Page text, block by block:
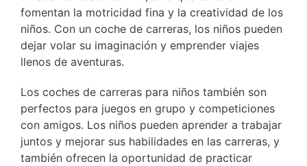
fomentan la motricidad fina y la creatividad de los
niños. Con un coche de carreras, los niños pueden
dejar volar su imaginación y emprender viajes
llenos de aventuras.
Los coches de carreras para niños también son
perfectos para juegos en grupo y competiciones
con amigos. Los niños pueden aprender a trabajar
juntos y mejorar sus habilidades en las carreras, y
también ofrecen la oportunidad de practicar